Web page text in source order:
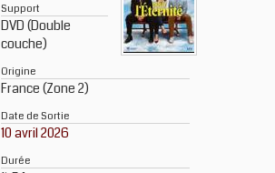
Support
DVD (Double
couche)
Origine
France (Zone 2)
Date de Sortie
10 avril 2026
Durée